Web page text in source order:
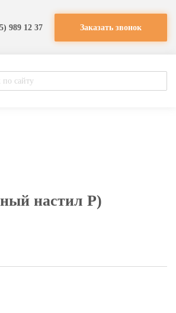
989 12 37 Заказать звонок
настил Р)